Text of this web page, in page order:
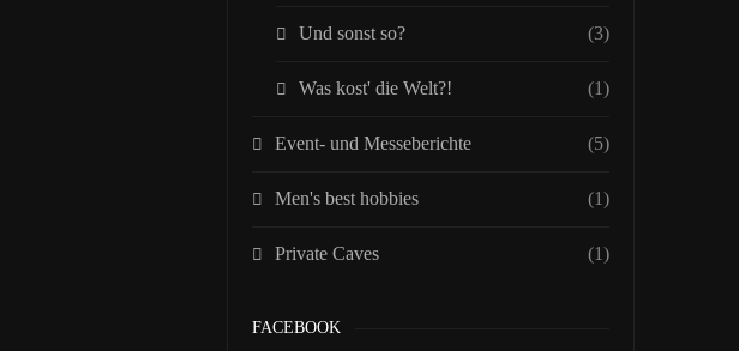
Und sonst so? (3)
Was kost' die Welt?! (1)
Event- und Messeberichte (5)
Men's best hobbies (1)
Private Caves (1)
FACEBOOK